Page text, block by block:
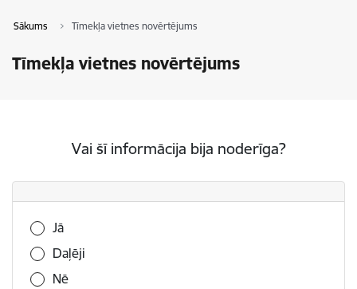
Sākums Tīmekļa vietnes novērtējums
Tīmekļa vietnes novērtējums
Vai šī informācija bija noderīga?
Vai šī informācija bija noderīga?
Jā
Daļēji
Nē